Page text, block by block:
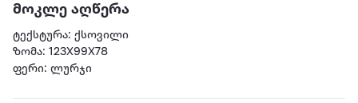
მოკლე აღწერა
ტექსტურა: ქსოვილი
ზომა: 123X99X78
ფერი: ლურჯი